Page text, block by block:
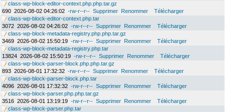
class-wp-block-editor-context.php.php.tar.gz
690 2026-08-02 04:26:02 -rw-r--r-- Supprimer Renommer
Télécharger
class-wp-block-editor-context.php.tar
3072 2026-08-02 04:26:02 -rw-r--r-- Supprimer Renommer
Télécharger
class-wp-block-metadata-registry.php.php.tar.gz
3469 2026-08-02 15:50:19 -rw-r--r-- Supprimer Renommer
Télécharger
class-wp-block-metadata-registry.php.tar
13824 2026-08-02 15:50:19 -rw-r--r-- Supprimer Renommer
Télécharger
class-wp-block-parser-block.php.php.tar.gz
893 2026-08-01 17:32:32 -rw-r--r-- Supprimer Renommer
Télécharger
class-wp-block-parser-block.php.tar
4096 2026-08-01 17:32:32 -rw-r--r-- Supprimer Renommer
Télécharger
class-wp-block-parser.php.php.tar.gz
3516 2026-08-01 13:19:19 -rw-r--r-- Supprimer Renommer
Télécharger
class-wp-block-parser.php.tar